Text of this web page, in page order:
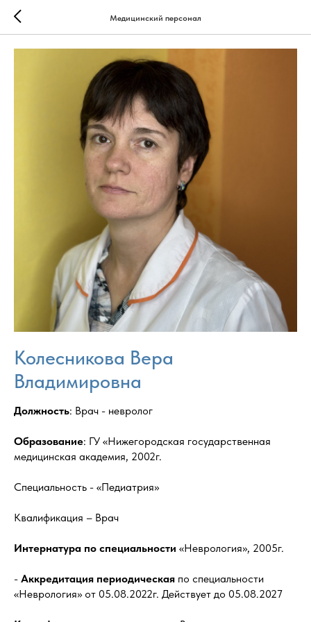
Медицинский персонал
Колесникова Вера
Владимировна
Должность: Врач - невролог
Образование: ГУ «Нижегородская государственная
медицинская академия, 2002г.
Специальность - «Педиатрия»
Квалификация – Врач
Интернатура по специальности «Неврология», 2005г.
- Аккредитация периодическая по специальности
«Неврология» от 05.08.2022г. Действует до 05.08.2027